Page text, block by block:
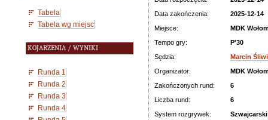
Tabela
Tabela wg miejsc
KOJARZENIA / WYNIKI
Runda 1
Runda 2
Runda 3
Runda 4
Data zakończenia:
2025-12-14
Miejsce:
MDK
Tempo gry:
P'30
Sędzia:
Marcin
Organizator:
MDK
Zakończonych rund:
6
Liczba rund:
6
System rozgrywek:
Szwajcarski